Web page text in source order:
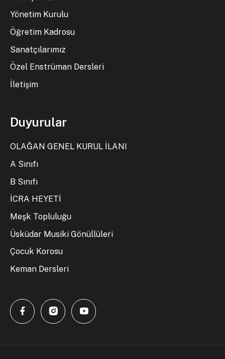
Yönetim Kurulu
Öğretim Kadrosu
Sanatçılarımız
Özel Enstrüman Dersleri
İletişim
Duyurular
OLAĞAN GENEL KURUL İLANI
A Sınıfı
B Sınıfı
İCRA HEYETİ
Meşk Topluluğu
Üsküdar Musiki Gönüllüleri
Çocuk Korosu
Keman Dersleri